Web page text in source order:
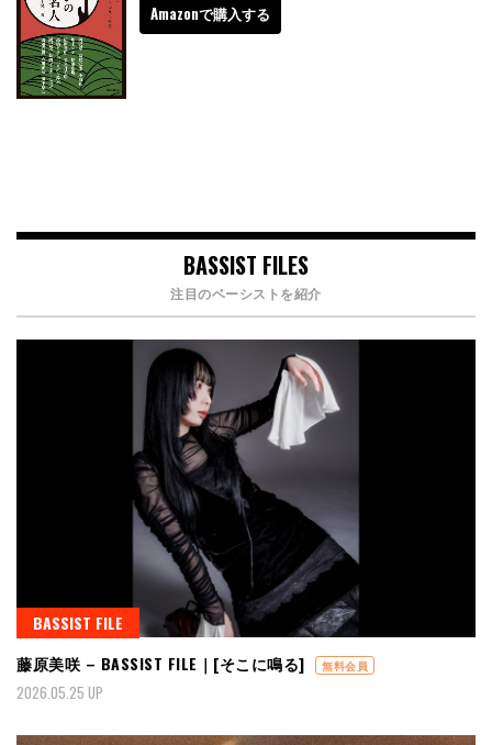
Amazonで購入する
BASSIST FILES
注目のベーシストを紹介
BASSIST FILE
藤原美咲 – BASSIST FILE｜[そこに鳴る]
無料会員
2026.05.25 UP